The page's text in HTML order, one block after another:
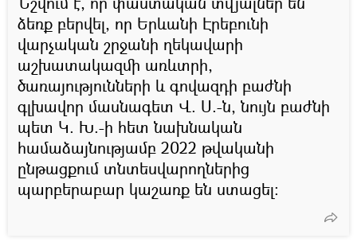
ձեռք բերվել, որ Երևանի Էրեբունի
վարչական շրջանի ղեկավարի
աշխատակազմի առևտրի,
ծառայությունների և գովազդի բաժնի
գլխավոր մասնագետ Վ. Ս.-ն, նույն բաժնի
պետ Կ. Խ.-ի հետ նախնական
համաձայնությամբ 2022 թվականի
ընթացքում տնտեսվարողներից
պարբերաբար կաշառք են ստացել: